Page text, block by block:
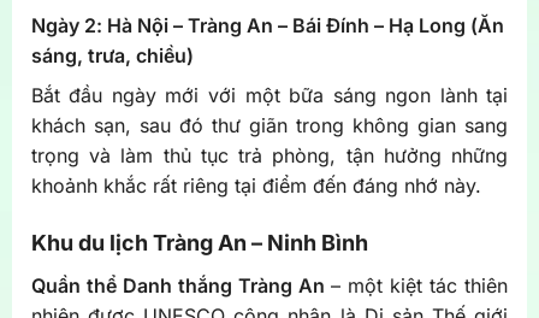
Ngày 2: Hà Nội – Tràng An – Bái Đính – Hạ Long (Ăn
sáng, trưa, chiều)
Bắt đầu ngày mới với một bữa sáng ngon lành tại
khách sạn, sau đó thư giãn trong không gian sang
trọng và làm thủ tục trả phòng, tận hưởng những
khoảnh khắc rất riêng tại điểm đến đáng nhớ này.
Khu du lịch Tràng An – Ninh Bình
Quần thể Danh thắng Tràng An – một kiệt tác thiên